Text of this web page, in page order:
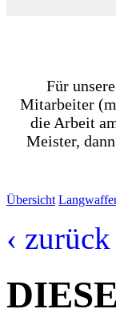
Für
Mitarbeiter
die Arbeit
Meister,
Übersicht
‹